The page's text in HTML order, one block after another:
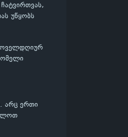
უწყობს
არც ერთი